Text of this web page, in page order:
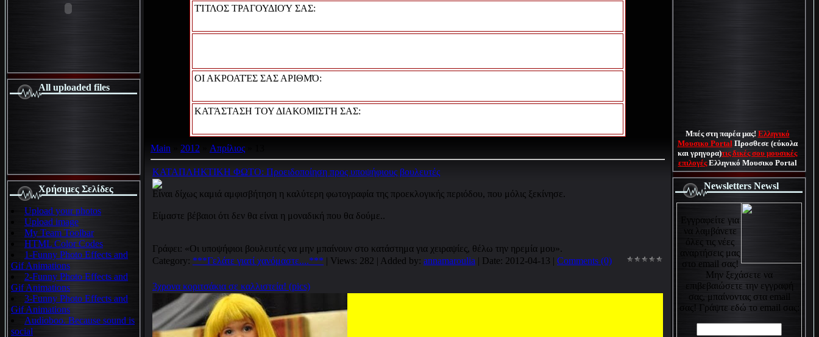
All uploaded files
Χρήσιμες Σελίδες
Upload your photos
Upload image
My Team Toolbar
HTML Color Codes
1-Funny Photo Effects and
Gif Animations
2-Funny Photo Effects and
Gif Animations
3-Funny Photo Effects and
Gif Animations
Audioboo. Because sound is
social
ΤΊΤΛΟΣ ΤΡΑΓΟΥΔΙΟΎ ΣΑΣ:
ΟΙ ΑΚΡΟΑΤΈΣ ΣΑΣ ΑΡΙΘΜΌ:
ΚΑΤΆΣΤΑΣΗ ΤΟΥ ΔΙΑΚΟΜΙΣΤΉ ΣΑΣ:
Main 2012 Απρίλιος
ΚΑΤΑΠΛΗΚΤΙΚΗ ΦΩΤΟ: Προειδοποίηση προς υποψήφιους βουλευτές
Είναι δίχως καμιά αμφισβήτηση η καλύτερη φωτογραφία της προεκλογικής περιόδου, που μόλις ξεκίνησε.
Είμαστε βέβαιοι ότι δεν θα είναι η μοναδική που θα δούμε..
Γράφει: «Οι υποψήφιοι βουλευτές να μην μπαίνουν στο κατάστημα για χειραψίες, θέλω την ηρεμία μου».
Category: ***Γελάτε γιατί χανόμαστε....*** | Views: 282 | Added by: annamaroulia | Date: 2012-04-13 | Comments (0)
3χρονα κοριτσάκια σε καλλιστεία! (pics)
Μπές στη παρέα μας! Ελληνικό
Μουσικο Portal Προσθεσε (εύκολα
και γρηγορα)τις δικές σου μουσικές
επιλογές Ελληνικό Μουσικο Portal
Newsletters Newsl
Εγγραφείτε για
να λαμβάνετε
όλες τις νέες
αναρτήσεις μας
στο email σας!
Μην ξεχάσετε να
επιβεβαιώσετε την εγγραφή
σας, μπαίνοντας στα email
σας! Γράψτε εδώ το email σας: